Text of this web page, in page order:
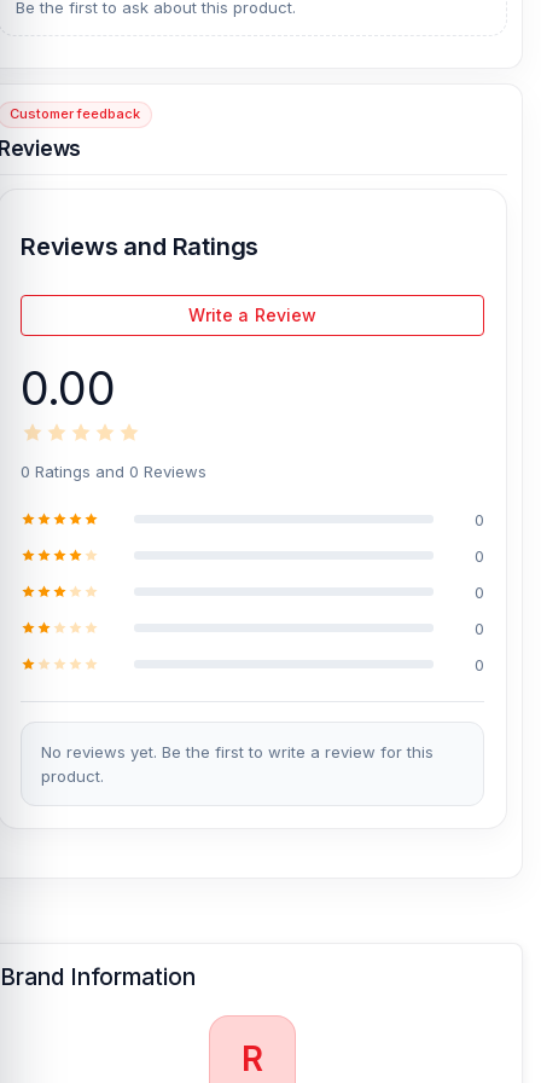
come to our store to get this official and original brand
and receive customer support from our expert technicians
vc_column][/vc_row]
Be the first to ask about this product.
Customer feedback
Reviews and Ratings
Write a Review
0.00
0 Ratings and 0 Reviews
0
0
0
0
0
No reviews yet. Be the first to write a review for this
product.
Brand Information
R